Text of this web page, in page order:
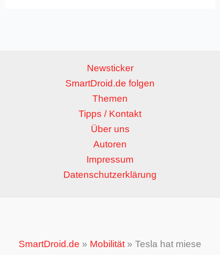
Newsticker
SmartDroid.de folgen
Themen
Tipps / Kontakt
Über uns
Autoren
Impressum
Datenschutzerklärung
SmartDroid.de » Mobilität » Tesla hat miese